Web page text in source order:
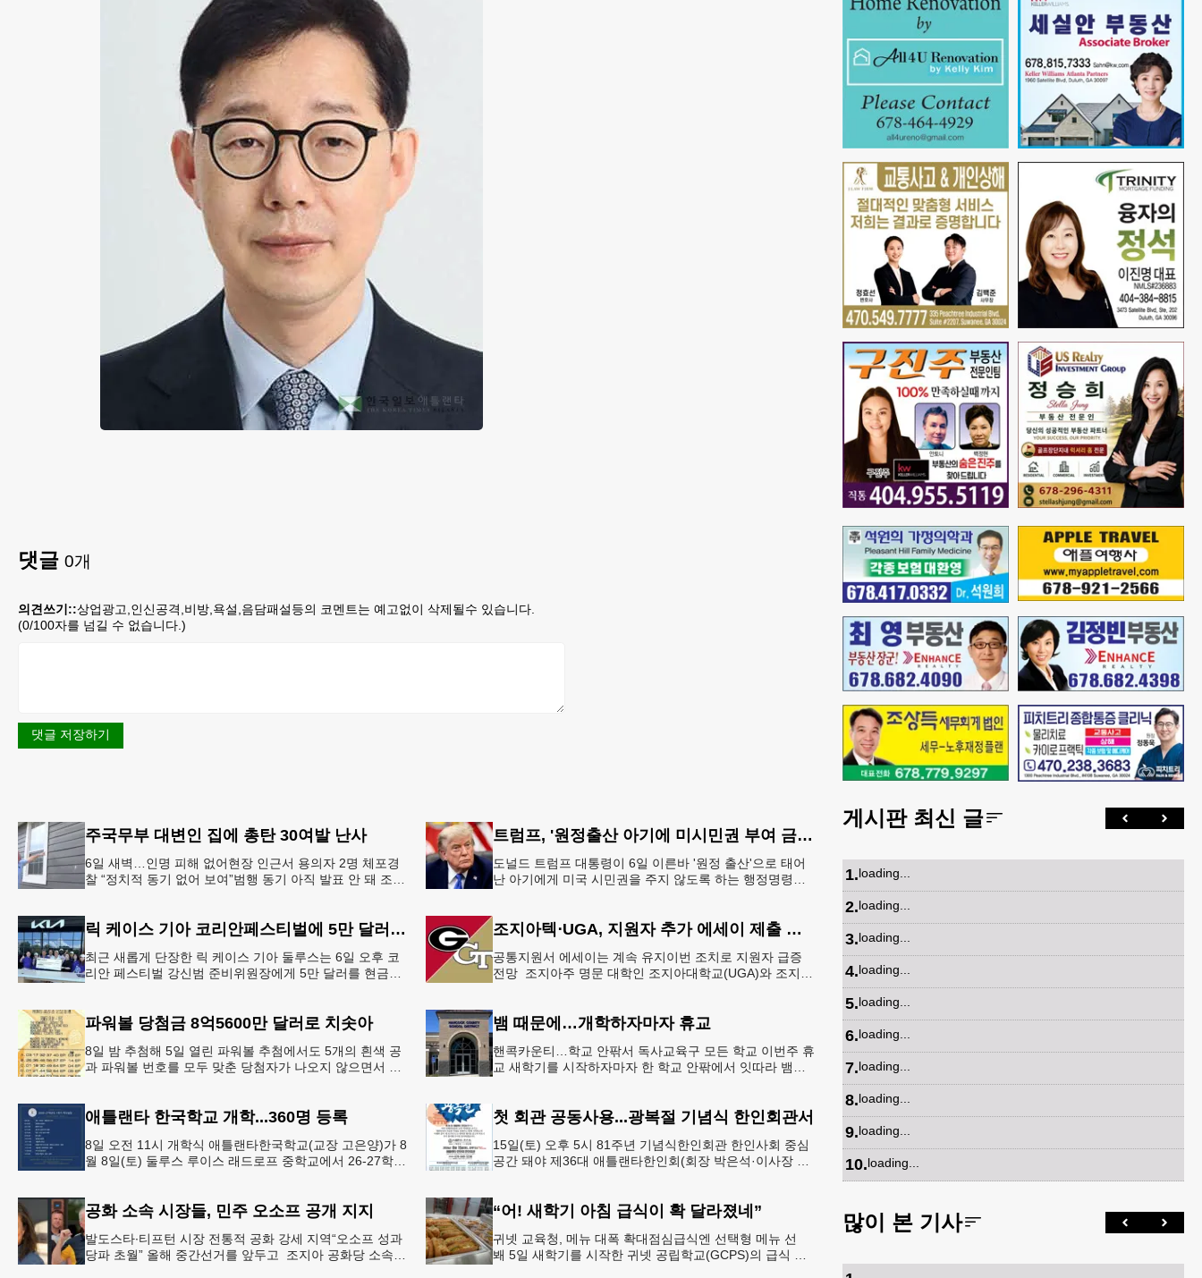
댓글 0개
의견쓰기::상업광고,인신공격,비방,욕설,음담패설등의 코멘트는 예고없이 삭제될수 있습니다.
(0/100자를 넘길 수 없습니다.)
댓글 저장하기
주국무부 대변인 집에 총탄 30여발 난사
6일 새벽…인명 피해 없어현장 인근서 용의자 2명 체포경
찰 “정치적 동기 없어 보여”범행 동기 아직 발표 안 돼 조지
트럼프, '원정출산 아기에 미시민권 부여 금지' 행정명령 서명
도널드 트럼프 대통령이 6일 이른바 '원정 출산'으로 태어
난 아기에게 미국 시민권을 주지 않도록 하는 행정명령에
릭 케이스 기아 코리안페스티벌에 5만 달러 후원
최근 새롭게 단장한 릭 케이스 기아 둘루스는 6일 오후 코
리안 페스티벌 강신범 준비위원장에게 5만 달러를 현금으
조지아텍⋅UGA, 지원자 추가 에세이 제출 폐지
공통지원서 에세이는 계속 유지이번 조치로 지원자 급증
전망 조지아주 명문 대학인 조지아대학교(UGA)와 조지아
파워볼 당첨금 8억5600만 달러로 치솟아
8일 밤 추첨해 5일 열린 파워볼 추첨에서도 5개의 흰색 공
과 파워볼 번호를 모두 맞춘 당첨자가 나오지 않으면서 행
뱀 때문에…개학하자마자 휴교
핸콕카운티…학교 안팎서 독사교육구 모든 학교 이번주 휴
교 새학기를 시작하자마자 한 학교 안팎에서 잇따라 뱀들
애틀랜타 한국학교 개학...360명 등록
8일 오전 11시 개학식 애틀랜타한국학교(교장 고은양)가 8
월 8일(토) 둘루스 루이스 래드로프 중학교에서 26-27학년
첫 회관 공동사용...광복절 기념식 한인회관서
15일(토) 오후 5시 81주년 기념식한인회관 한인사회 중심
공간 돼야 제36대 애틀랜타한인회(회장 박은석·이사장 강
공화 소속 시장들, 민주 오소프 공개 지지
발도스타∙티프턴 시장 전통적 공화 강세 지역“오소프 성과
당파 초월” 올해 중간선거를 앞두고 조지아 공화당 소속
“어! 새학기 아침 급식이 확 달라졌네”
귀넷 교육청, 메뉴 대폭 확대점심급식엔 선택형 메뉴 선
봬 5일 새학기를 시작한 귀넷 공립학교(GCPS)의 급식 메
게시판 최신 글
1.loading...
2.loading...
3.loading...
4.loading...
5.loading...
6.loading...
7.loading...
8.loading...
9.loading...
10.loading...
많이 본 기사